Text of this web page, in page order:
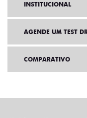
INSTITUCIONAL
AGENDE UM TEST
COMPARATIVO